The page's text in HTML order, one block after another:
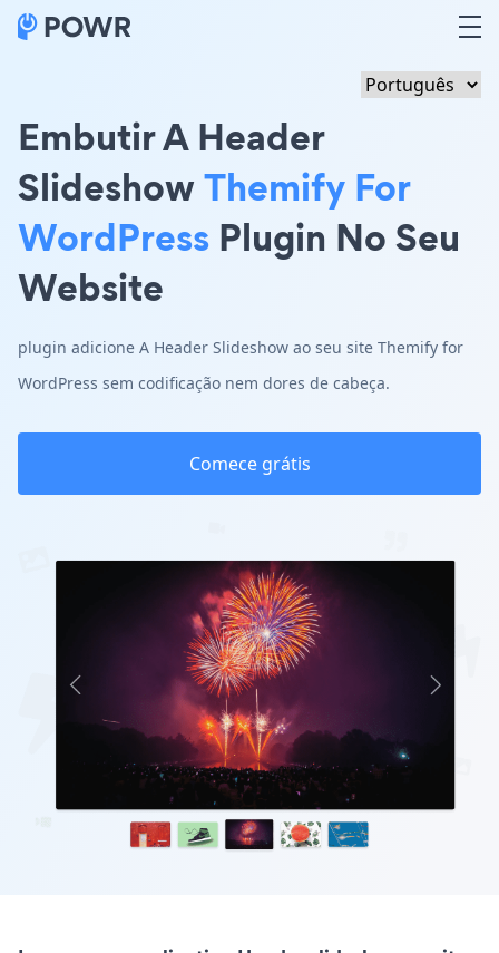
Embutir A Header
SlideshowThemify For
WordPress Plugin No Seu
Website
plugin adicione A Header Slideshow ao seu site Themify for
WordPress sem codificação nem dores de cabeça.
Comece grátis